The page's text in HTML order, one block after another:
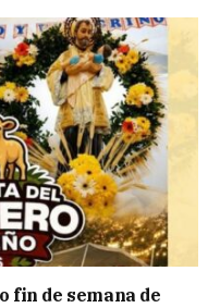
fin de semana de